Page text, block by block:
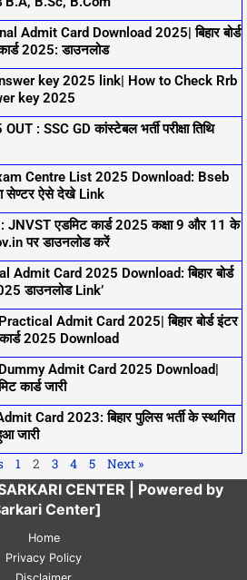
Admit Card Download 2025| बिहार बोर्ड
2025: डाउनलोड
key 2025 link| How to Check Rrb
key 2025
: SSC GD कांस्टेबल भर्ती परीक्षा तिथि
Centre List 2025 Download: Bseb
सेण्टर ऐसे देखे Link
एडमिट कार्ड 2025 कक्षा 9 और 11 के
पर डाउनलोड करें
Card 2025 Download: बिहार बोर्ड
डाउनलोड Link’
Admit Card 2025| बिहार बोर्ड इंटर
2025 Download
Admit Card 2025 Download|
कार्ड जारी
Card 2023: बिहार पुलिस भर्ती के स्थगित
जारी
1 2 3 4 5 Next »
CENTER | Powered by
Center]
Home
Privacy Policy